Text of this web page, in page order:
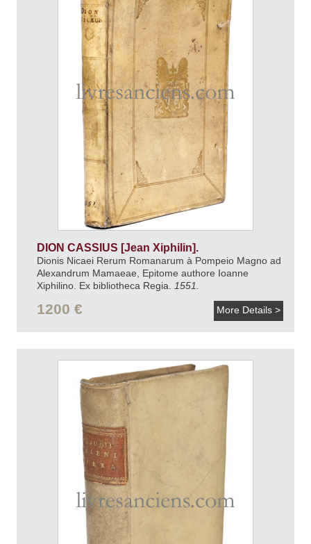
DION CASSIUS [Jean Xiphilin].
Dionis Nicaei Rerum Romanarum à Pompeio Magno ad
Alexandrum Mamaeae, Epitome authore Ioanne
Xiphilino. Ex bibliotheca Regia.
1551.
1200 € More Details >